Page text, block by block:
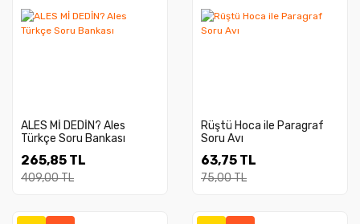
ALES Mİ DEDİN? Ales
Türkçe Soru Bankası
265,85 TL
409,00 TL
Rüştü Hoca ile Paragraf
Soru Avı
63,75 TL
75,00 TL